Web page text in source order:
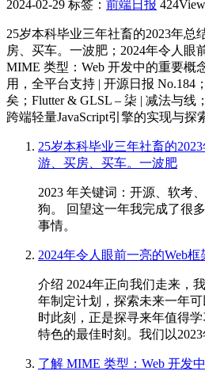
2024-02-29 标签： 前端日报 424View
25岁本科毕业三年社畜的2023年总
房、买车。一波肥；2024年令人眼
MIME 类型：Web 开发中的重要概
用，全平台支持 | 开源日报 No.184
矣；Flutter & GLSL – 柒 | 减法与线
跨端轻量JavaScript引擎的实现与探
25岁本科毕业三年社畜的
游、买房、买车。一波肥
2023 年关键词：开源、软考
狗。 回望这一年我完成了很
事情。
2024年令人眼前一亮的Web框
介绍 2024年正向我们走来，
年制定计划，探索未来一年
时此刻，正是探寻来年值得
特色的最佳时刻。我们以
了解 MIME 类型：Web 开发